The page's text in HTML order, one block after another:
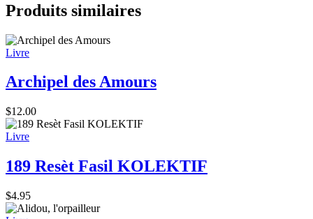
Produits similaires
Livre
Archipel des Amours
$12.00
Livre
189 Resèt Fasil KOLEKTIF
$4.95